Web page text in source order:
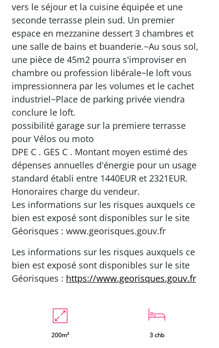
Annonce immobilière Réf.V10008962
TOURCOING Flocon, proche Mouvaux, dans
une petite copropriété de 9 lots, Ce loft de
192m2 a pris place dans une ancienne usine.
Une grande terrasse sur l'avant vous accueille
vers le séjour et la cuisine équipée et une
seconde terrasse plein sud. Un premier
espace en mezzanine dessert 3 chambres et
une salle de bains et buanderie.~Au sous sol,
une pièce de 45m2 pourra s'improviser en
chambre ou profession libérale~le loft vous
impressionnera par les volumes et le cachet
industriel~Place de parking privée viendra
conclure le loft.
possibilité garage sur la premiere terrasse
pour Vélos ou moto
DPE C . GES C . Montant moyen estimé des
dépenses annuelles d'énergie pour un usage
standard établi entre 1440EUR et 2321EUR.
bien est exposé sont disponibles sur le site
Géorisques : www.georisques.gouv.fr